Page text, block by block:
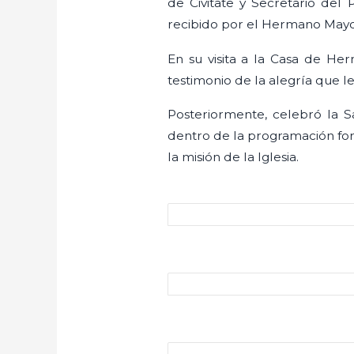
de Civitate y Secretario del
recibido por el Hermano
En su visita a la Casa de
testimonio de la alegría que
Posteriormente, celebró la
dentro de la programación
la misión de la Iglesia.